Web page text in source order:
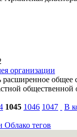
организации
расширенное общее
общественной
1045 1046 1047 В
Облако тегов